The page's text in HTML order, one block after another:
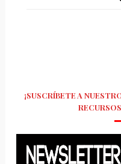
¡SUSCRÍBETE A